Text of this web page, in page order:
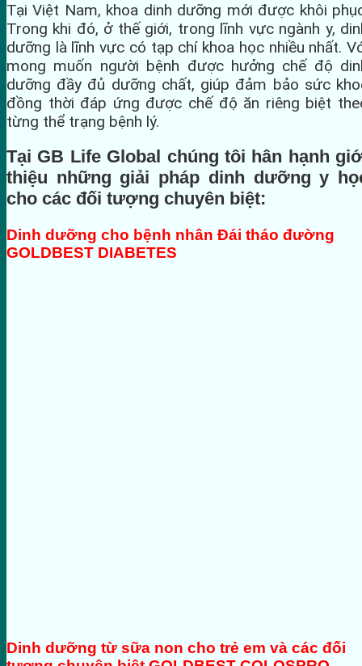
Tại Việt Nam, khoa dinh dưỡng mới được khôi
Trong khi đó, ở thế giới, trong lĩnh vực ngành y,
dưỡng là lĩnh vực có tạp chí khoa học nhiều nhất.
mong muốn người bệnh được hưởng chế độ
dưỡng đầy đủ dưỡng chất, giúp đảm bảo sức
đồng thời đáp ứng được chế độ ăn riêng biệt
từng thể trạng bệnh lý.
Tại GB Life Global chúng tôi hân hạnh
thiệu những giải pháp dinh dưỡng y
cho các đối tượng chuyên biệt:
Dinh dưỡng cho bệnh nhân Đái tháo đường
GOLDBEST DIABETES
Dinh dưỡng từ sữa non cho trẻ em và các đối